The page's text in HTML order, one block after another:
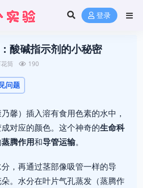
登录
酸碱指示剂的小秘密
筒 190
问题
馨）插入溶有食用色素的水中，
对应的颜色。这个神奇的生命科
蒸腾作用和导管运输。
，再通过茎部像吸管一样的导
。水分在叶片气孔蒸发（蒸腾作